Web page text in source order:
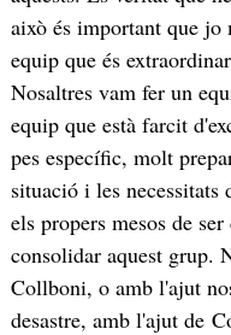
això és important que jo
equip que és
Nosaltres vam fer un
equip que està farcit
pes específic, molt
situació i les
els propers mesos de
consolidar aquest grup.
Collboni, o amb l'ajut
desastre, amb l'ajut de